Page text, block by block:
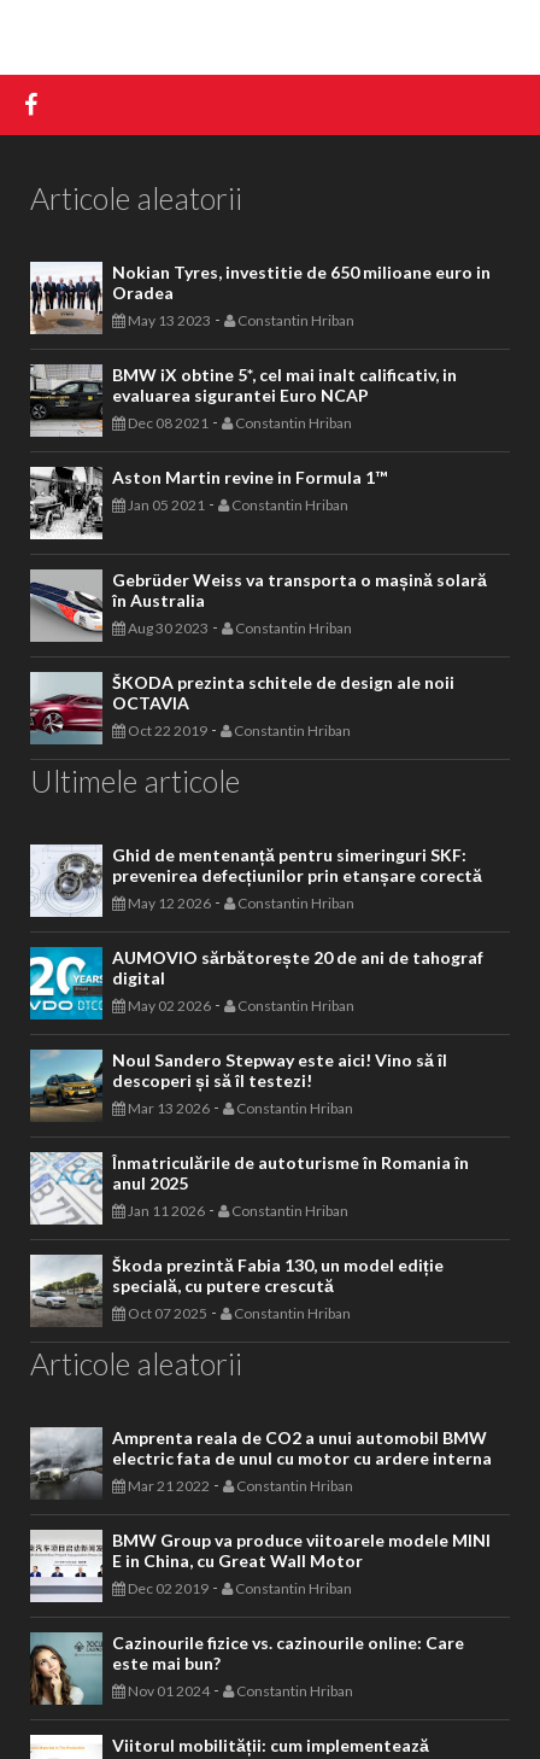
Articole aleatorii
Nokian Tyres, investitie de 650 milioane euro in
Oradea
May 13 2023 - Constantin Hriban
BMW iX obtine 5*, cel mai inalt calificativ, in
evaluarea sigurantei Euro NCAP
Dec 08 2021 - Constantin Hriban
Aston Martin revine in Formula 1™
Jan 05 2021 - Constantin Hriban
Gebrüder Weiss va transporta o mașină solară
în Australia
Aug 30 2023 - Constantin Hriban
ŠKODA prezinta schitele de design ale noii
OCTAVIA
Oct 22 2019 - Constantin Hriban
Ultimele articole
Ghid de mentenanță pentru simeringuri SKF:
prevenirea defecțiunilor prin etanșare corectă
May 12 2026 - Constantin Hriban
AUMOVIO sărbătorește 20 de ani de tahograf
digital
May 02 2026 - Constantin Hriban
Noul Sandero Stepway este aici! Vino să îl
descoperi și să îl testezi!
Mar 13 2026 - Constantin Hriban
Înmatriculările de autoturisme în Romania în
anul 2025
Jan 11 2026 - Constantin Hriban
Škoda prezintă Fabia 130, un model ediție
specială, cu putere crescută
Oct 07 2025 - Constantin Hriban
Articole aleatorii
Amprenta reala de CO2 a unui automobil BMW
electric fata de unul cu motor cu ardere interna
Mar 21 2022 - Constantin Hriban
BMW Group va produce viitoarele modele MINI
E in China, cu Great Wall Motor
Dec 02 2019 - Constantin Hriban
Cazinourile fizice vs. cazinourile online: Care
este mai bun?
Nov 01 2024- Constantin Hriban
Viitorul mobilității: cum implementează